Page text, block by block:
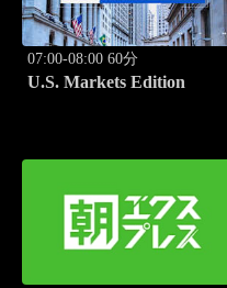
07:00-08:00 60分
U.S. Markets Edition